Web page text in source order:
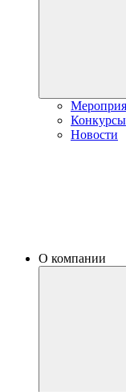
Конкурсы
Новости
О компании